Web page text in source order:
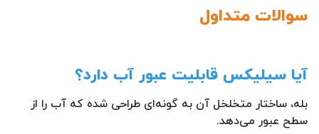
سوالات متداول
آیا سیلیکس قابلیت عبور آب دارد؟
بله، ساختار متخلخل آن به گونه‌ای طراحی شده که آب را از
سطح عبور می‌دهد.